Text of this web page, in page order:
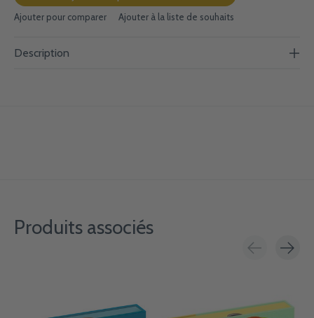
Ajouter pour comparer Ajouter à la liste de souhaits
Description
Produits associés